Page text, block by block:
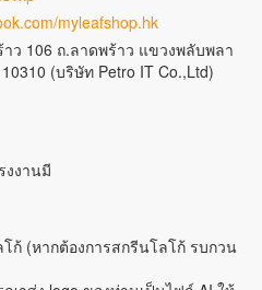
myleafshop.hk
ว 106 ถ.ลาดพร้าว แขวงพลับพลา
(บริษัท Petro IT Co.,Ltd)
งงานมี
ก้ (หากต้องการสกรีนโลโก้ รบกวน